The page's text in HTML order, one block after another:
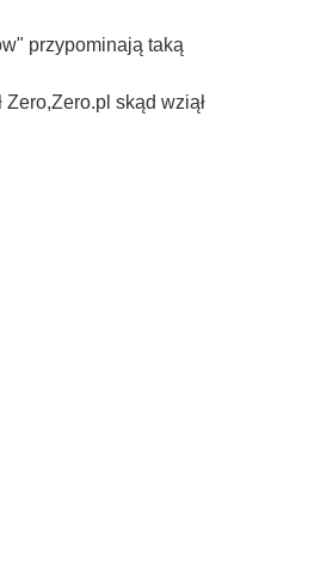
przypominają taką
skąd wziął